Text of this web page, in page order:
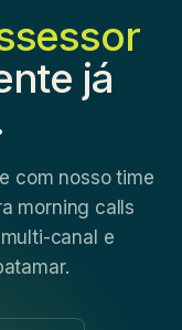
já
com nosso time
morning calls
canal e